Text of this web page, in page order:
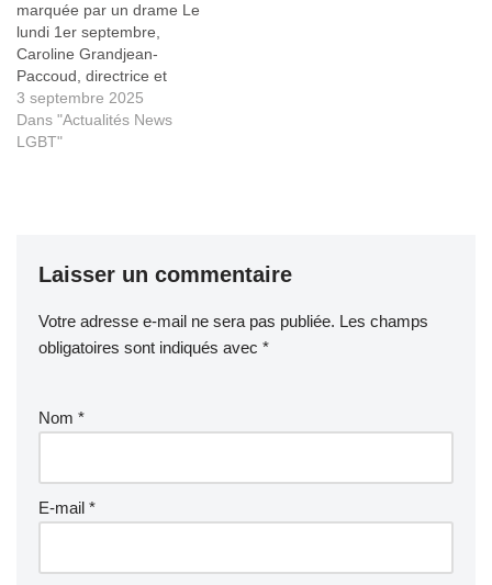
marquée par un drame Le
lundi 1er septembre,
Caroline Grandjean-
Paccoud, directrice et
enseignante à l'école de
Moussages, un petit village
du Cantal, s’est donné la
3 septembre 2025
Dans "Actualités News
LGBT"
Laisser un commentaire
Votre adresse e-mail ne sera pas publiée. Les champs
obligatoires sont indiqués avec *
Nom *
E-mail *